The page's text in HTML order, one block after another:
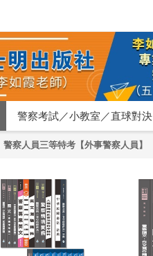
警察考試／小教室／直球對決
警察人員三等特考【外事警察人員】